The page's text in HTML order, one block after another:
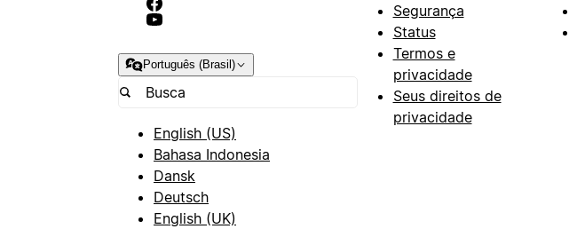
Português (Brasil)
English (US)
Bahasa Indonesia
Dansk
Deutsch
English (UK)
Segurança
Status
Termos e
privacidade
Seus direitos de
privacidade